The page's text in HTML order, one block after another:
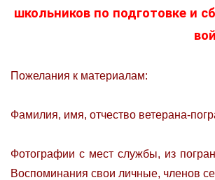
школьников по подготовке и
Пожелания к материалам:
Фамилия, имя, отчество ветерана-
Фотографии с мест службы, из
Воспоминания свои личные, членов